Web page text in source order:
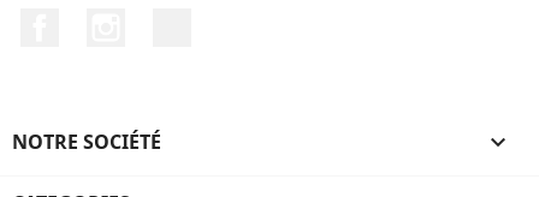
NOTRE SOCIÉTÉ 